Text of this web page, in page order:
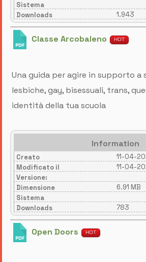
Sistema
Downloads
1.943
Classe Arcobaleno HOT
Una guida per agire in supporto a
lesbiche, gay, bisessuali, trans,
identità della tua scuola
Information
Creato
11-04-
Modificato il
11-04-
Versione:
Dimensione
6.91 MB
Sistema
Downloads
783
Open Doors HOT